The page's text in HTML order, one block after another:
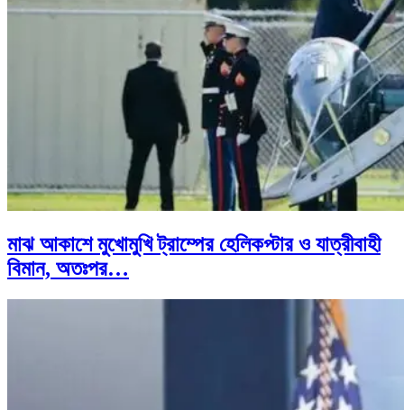
মাঝ আকাশে মুখোমুখি ট্রাম্পের হেলিকপ্টার ও যাত্রীবাহী
বিমান, অতঃপর…